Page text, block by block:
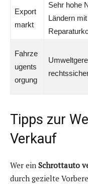
Export
markt
Sehr hohe
Ländern
Fahrze
ugents
orgung
Tipps zur
Verkauf
Wer ein Schrottauto
durch gezielte